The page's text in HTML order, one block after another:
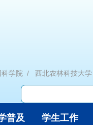
学院 西北农林科技大学
普及 学生工作